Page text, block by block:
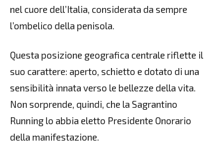
nel cuore dell’Italia, considerata da sempre
l’ombelico della penisola.
Questa posizione geografica centrale riflette il
suo carattere: aperto, schietto e dotato di una
sensibilità innata verso le bellezze della vita.
Non sorprende, quindi, che la Sagrantino
Running lo abbia eletto Presidente Onorario
della manifestazione.